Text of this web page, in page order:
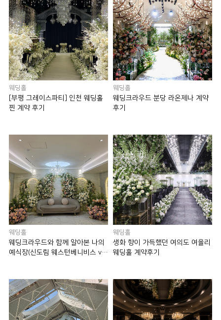
웨딩홀
[부평 그레이스파티] 인천 웨딩홀
찐 계약 후기
웨딩홀
웨딩크라우드 분당 라온제나 계약
후기
웨딩홀
웨딩크라우드와 함께 알아본 나의
예식장(신도림 웨스턴베니비스 vs
웨딩홀
생화 향이 가득했던 여의도 여율리
웨딩홀 계약후기